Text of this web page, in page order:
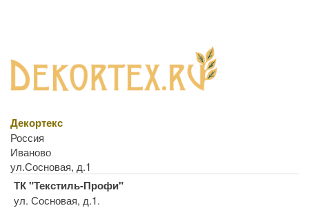
Декортекс
Россия
Иваново
ул.Сосновая, д.1
ТК "Текстиль-Профи"
ул. Сосновая, д.1.